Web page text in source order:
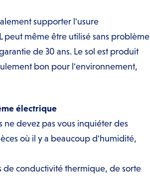
supporter l'usure
peut même être utilisé sans problème
de 30 ans. Le sol est produit
bon pour l'environnement,
électrique
ne devez pas vous inquiéter des
où il y a beaucoup d'humidité,
de conductivité thermique, de sorte